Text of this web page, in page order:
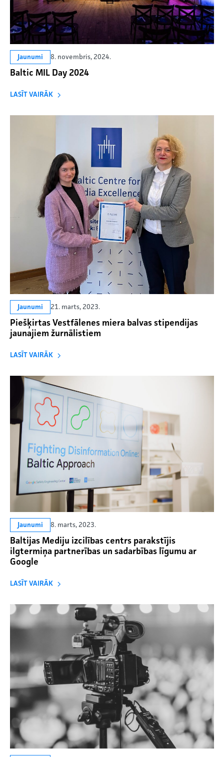
Jaunumi 8. novembris, 2024.
Baltic MIL Day 2024
LASĪT VAIRĀK
Jaunumi 21. marts, 2023.
Piešķirtas Vestfālenes miera balvas stipendijas
jaunajiem žurnālistiem
LASĪT VAIRĀK
Jaunumi 8. marts, 2023.
Baltijas Mediju izcilības centrs parakstījis
ilgtermiņa partnerības un sadarbības līgumu ar
Google
LASĪT VAIRĀK